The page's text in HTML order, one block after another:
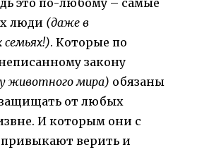
люди (даже в
семьях!). Которые по
закону
животного мира) обязаны
защищать от любых
И которым они с
верить и